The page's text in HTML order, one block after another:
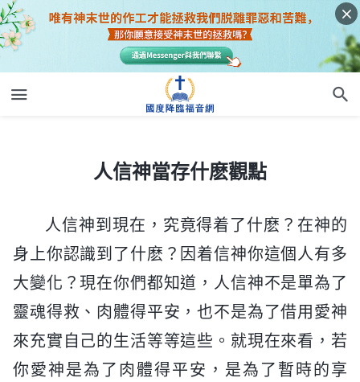
人信神當存什麽觀點
人信神到現在，究竟得着了什麽？在神的
身上你認識到了什麽？因着信神你這個人有多
大變化？現在你們都知道，人信神不是單為了
靈魂得救、肉體得平安，也不是為了借用愛神
來充實自己的生活等等這些。就現在來看，若
你愛神是為了肉體得平安，是為了暫時的享